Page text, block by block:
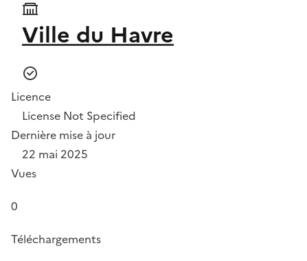
Ville du Havre
Licence
License Not Specified
Dernière mise à jour
22 mai 2025
Vues
0
Téléchargements